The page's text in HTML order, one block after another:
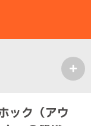
ック（アウ